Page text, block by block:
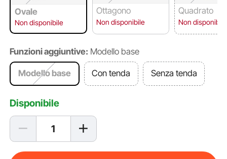
Ovale
Non disponibile
Ottagono
Non disponibile
Quadrato
Non disponibile
Funzioni aggiuntive: Modello base
Modello base Con tenda Senza tenda
Disponibile